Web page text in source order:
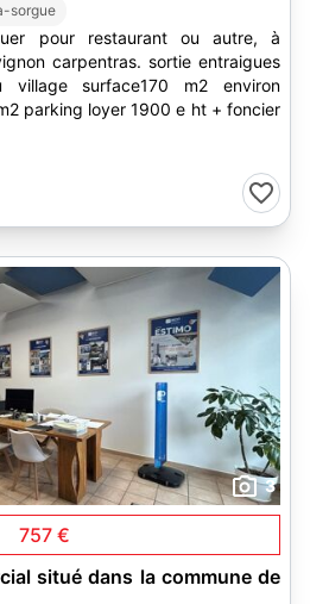
sorgue
pour restaurant ou autre, à
carpentras. sortie entraigues
village surface170 m2 environ
e ht + foncier
3
757 €
situé dans la commune de